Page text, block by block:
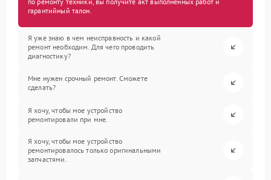
гарантийный талон.
Я уже знаю в чем неисправность и какой
ремонт необходим. Для чего проводить
диагностику?
Мне нужен срочный ремонт. Сможете
сделать?
Я хочу, чтобы мое устройство
ремонтировали при мне.
Я хочу, чтобы мое устройство
ремонтировалось только оригинальными
запчастями.